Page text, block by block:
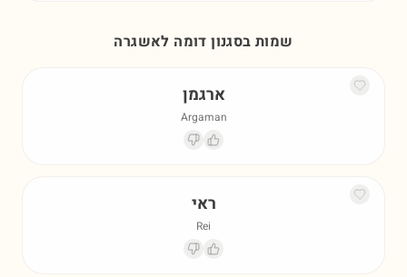
שמות בסגנון דומה לאשגרה
ארגמן
Argaman
ראי
Rei